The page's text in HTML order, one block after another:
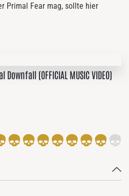
Primal Fear mag, sollte hier
Downfall (OFFICIAL MUSIC VIDEO)